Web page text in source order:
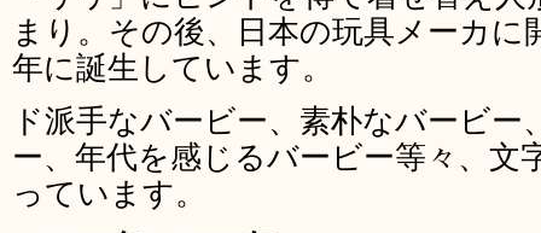
まり。その後、日本の玩具メーカに
年に誕生しています。
ド派手なバービー、素朴なバービ
ー、年代を感じるバービー等々、文
っています。